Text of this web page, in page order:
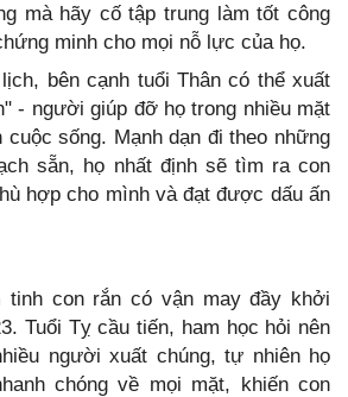
mà hãy cố tập trung làm tốt công
minh cho mọi nỗ lực của họ.
bên cạnh tuổi Thân có thể xuất
- người giúp đỡ họ trong nhiều mặt
sống. Mạnh dạn đi theo những
sẵn, họ nhất định sẽ tìm ra con
hợp cho mình và đạt được dấu ấn
tinh con rắn có vận may đầy khởi
Tuổi Tỵ cầu tiến, ham học hỏi nên
người xuất chúng, tự nhiên họ
chóng về mọi mặt, khiến con